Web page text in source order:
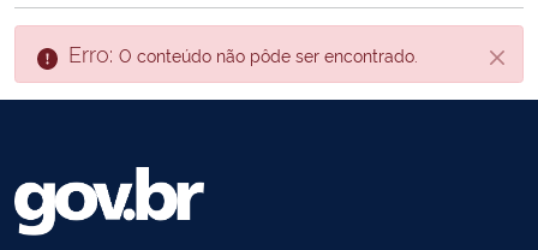
Erro: O conteúdo não pôde ser encontrado.